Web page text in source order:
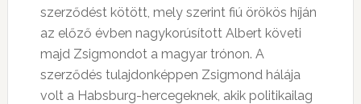
szerződést kötött, mely szerint fiú örökös híján
az előző évben nagykorúsított Albert követi
majd Zsigmondot a magyar trónon. A
szerződés tulajdonképpen Zsigmond hálája
volt a Habsburg-hercegeknek, akik politikailag